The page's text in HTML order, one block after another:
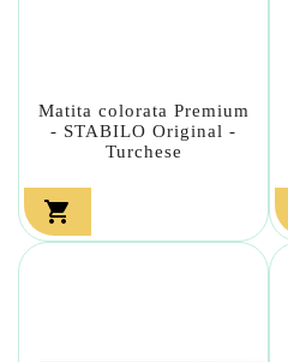
Matita colorata Premium
- STABILO Original -
Turchese
